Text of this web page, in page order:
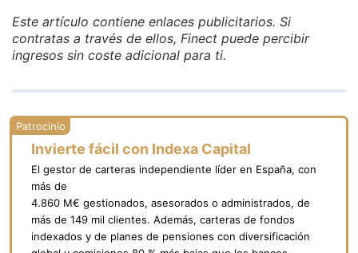
Este artículo contiene enlaces publicitarios. Si
contratas a través de ellos, Finect puede percibir
ingresos sin coste adicional para ti.
Invierte fácil con Indexa Capital
El gestor de carteras independiente líder en España, con
más de
4.860 M€ gestionados, asesorados o administrados, de
más de 149 mil clientes. Además, carteras de fondos
indexados y de planes de pensiones con diversificación